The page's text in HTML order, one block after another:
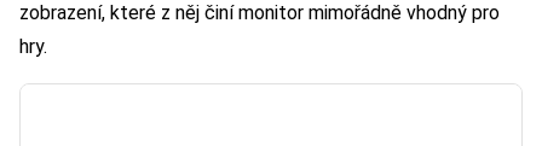
zobrazení, které z něj činí monitor mimořádně vhodný pro
hry.